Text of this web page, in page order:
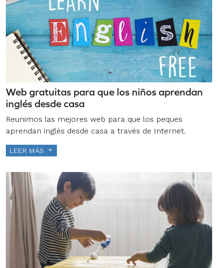
Web gratuitas para que los niños aprendan
inglés desde casa
Reunimos las mejores web para que los peques
aprendan inglés desde casa a través de Internet.
LEER MÁS